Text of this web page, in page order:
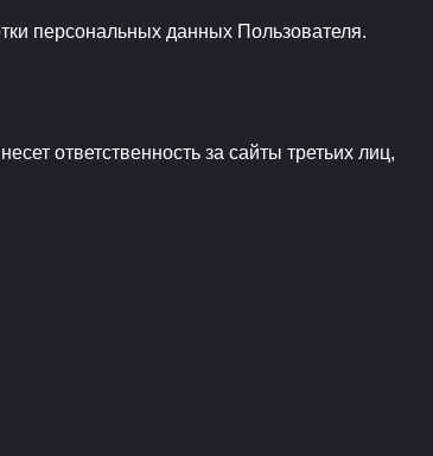
персональных данных Пользователя.
ответственность за сайты третьих лиц,